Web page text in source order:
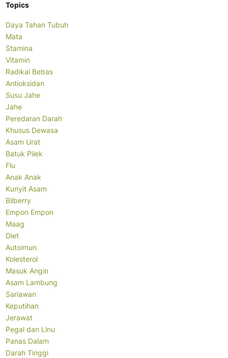
Topics
Daya Tahan Tubuh
Mata
Stamina
Vitamin
Radikal Bebas
Antioksidan
Susu Jahe
Jahe
Peredaran Darah
Khusus Dewasa
Asam Urat
Batuk Pilek
Flu
Anak Anak
Kunyit Asam
Bilberry
Empon Empon
Maag
Diet
Autoimun
Kolesterol
Masuk Angin
Asam Lambung
Sariawan
Keputihan
Jerawat
Pegal dan Linu
Panas Dalam
Darah Tinggi